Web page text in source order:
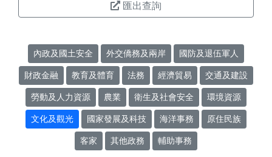
匯出查詢
內政及國土安全 外交僑務及兩岸 國防及退伍軍人
財政金融 教育及體育 法務 經濟貿易 交通及建設
勞動及人力資源 農業 衛生及社會安全 環境資源
文化及觀光 國家發展及科技 海洋事務 原住民族
客家 其他政務 輔助事務